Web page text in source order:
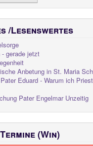
/Lesenswertes
- gerade jetzt
Anbetung in St. Maria
Eduard - Warum ich
Pater Engelmar Unzeitig
(Win)